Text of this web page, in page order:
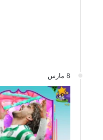
8 مارس